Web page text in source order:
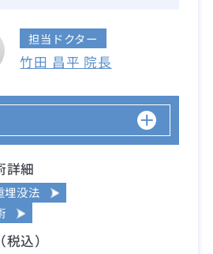
担当ドクター
竹田 昌平 院長
詳細
埋没法
込）